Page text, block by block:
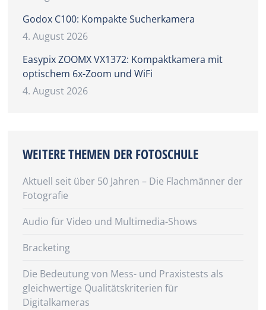
Godox C100: Kompakte Sucherkamera
4. August 2026
Easypix ZOOMX VX1372: Kompaktkamera mit
optischem 6x-Zoom und WiFi
4. August 2026
WEITERE THEMEN DER FOTOSCHULE
Aktuell seit über 50 Jahren – Die Flachmänner der
Fotografie
Audio für Video und Multimedia-Shows
Bracketing
Die Bedeutung von Mess- und Praxistests als
gleichwertige Qualitätskriterien für
Digitalkameras